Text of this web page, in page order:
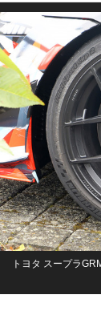
トヨタ スープラ